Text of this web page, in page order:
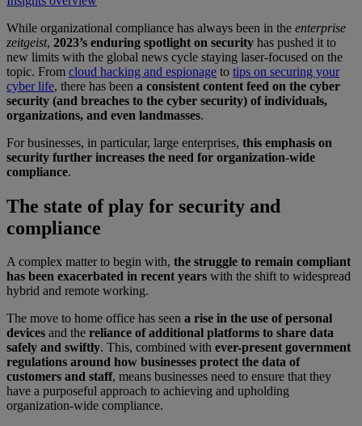
While organizational compliance has always been in the enterprise
zeitgeist, 2023’s enduring spotlight on security has pushed it to
new limits with the global news cycle staying laser-focused on the
topic. From cloud hacking and espionage to tips on securing your
cyber life, there has been a consistent content feed on the cyber
security (and breaches to the cyber security) of individuals,
organizations, and even landmasses.
For businesses, in particular, large enterprises, this emphasis on
security further increases the need for organization-wide
compliance.
The state of play for security and
compliance
A complex matter to begin with, the struggle to remain compliant
has been exacerbated in recent years with the shift to widespread
hybrid and remote working.
The move to home office has seen a rise in the use of personal
devices and the reliance of additional platforms to share data
safely and swiftly. This, combined with ever-present government
regulations around how businesses protect the data of
customers and staff, means businesses need to ensure that they
have a purposeful approach to achieving and upholding
organization-wide compliance.